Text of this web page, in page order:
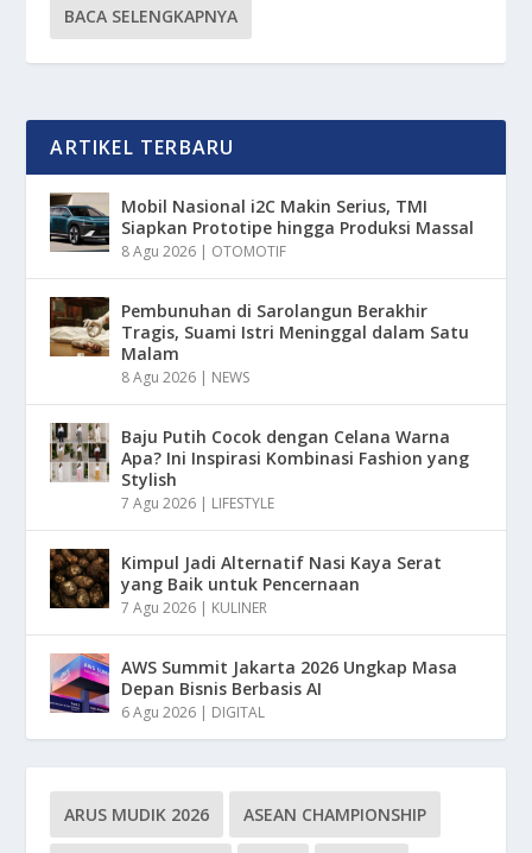
BACA SELENGKAPNYA
ARTIKEL TERBARU
Mobil Nasional i2C Makin Serius, TMI
Siapkan Prototipe hingga Produksi Massal
8 Agu 2026 | OTOMOTIF
Pembunuhan di Sarolangun Berakhir
Tragis, Suami Istri Meninggal dalam Satu
Malam
8 Agu 2026 | NEWS
Baju Putih Cocok dengan Celana Warna
Apa? Ini Inspirasi Kombinasi Fashion yang
Stylish
7 Agu 2026 | LIFESTYLE
Kimpul Jadi Alternatif Nasi Kaya Serat
yang Baik untuk Pencernaan
7 Agu 2026 | KULINER
AWS Summit Jakarta 2026 Ungkap Masa
Depan Bisnis Berbasis AI
6 Agu 2026 | DIGITAL
ARUS MUDIK 2026 ASEAN CHAMPIONSHIP